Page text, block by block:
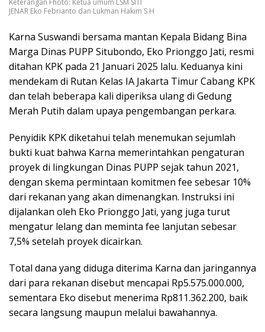
Keterangan Fhoto: Ketua umum LSM SITI
JENAR Eko Febrianto dan Lukman Hakim S.H
Karna Suswandi bersama mantan Kepala Bidang Bina
Marga Dinas PUPP Situbondo, Eko Prionggo Jati, resmi
ditahan KPK pada 21 Januari 2025 lalu. Keduanya kini
mendekam di Rutan Kelas IA Jakarta Timur Cabang KPK
dan telah beberapa kali diperiksa ulang di Gedung
Merah Putih dalam upaya pengembangan perkara.
Penyidik KPK diketahui telah menemukan sejumlah
bukti kuat bahwa Karna memerintahkan pengaturan
proyek di lingkungan Dinas PUPP sejak tahun 2021,
dengan skema permintaan komitmen fee sebesar 10%
dari rekanan yang akan dimenangkan. Instruksi ini
dijalankan oleh Eko Prionggo Jati, yang juga turut
mengatur lelang dan meminta fee lanjutan sebesar
7,5% setelah proyek dicairkan.
Total dana yang diduga diterima Karna dan jaringannya
dari para rekanan disebut mencapai Rp5.575.000.000,
sementara Eko disebut menerima Rp811.362.200, baik
secara langsung maupun melalui bawahannya.